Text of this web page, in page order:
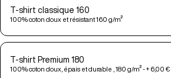
T-shirt classique 160
100% coton doux et résistant 160 g/m²
T-shirt Premium 180
100% coton doux, épais et durable , 180 g/m² - + 6,00 €